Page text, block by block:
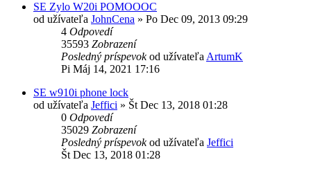
SE Zylo W20i POMOOOC
od užívateľa JohnCena » Po Dec 09, 2013 09:29
4 Odpovedí
35593 Zobrazení
Posledný príspevokod užívateľa ArtumK
Pi Máj 14, 2021 17:16
SE w910i phone lock
od užívateľa Jeffici » Št Dec 13, 2018 01:28
0 Odpovedí
35029 Zobrazení
Posledný príspevokod užívateľa Jeffici
Št Dec 13, 2018 01:28